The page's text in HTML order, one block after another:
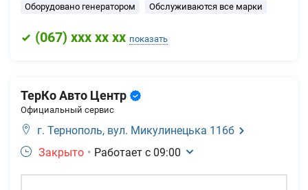
Оборудовано генератором Обслуживаются все марки
(067) xxx xx xx показать
ТерКо Авто Центр
Официальный сервис
г. Тернополь, вул. Микулинецька 116б
Закрыто • Работает с 09:00